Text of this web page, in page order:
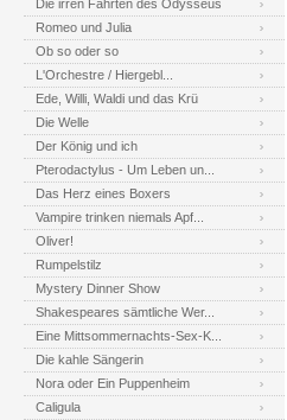
Die irren Fahrten des Odysseus
Romeo und Julia
Ob so oder so
L'Orchestre / Hiergebl...
Ede, Willi, Waldi und das Krü
Die Welle
Der König und ich
Pterodactylus - Um Leben un...
Das Herz eines Boxers
Vampire trinken niemals Apf...
Oliver!
Rumpelstilz
Mystery Dinner Show
Shakespeares sämtliche Wer...
Eine Mittsommernachts-Sex-K...
Die kahle Sängerin
Nora oder Ein Puppenheim
Caligula